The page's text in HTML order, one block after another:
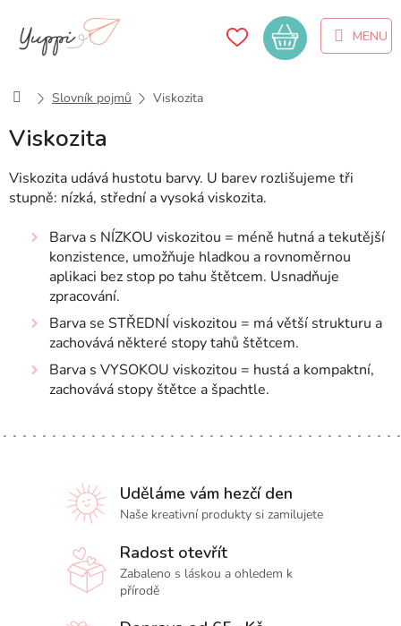
obsah
Nákupní
košík
DomůSlovník pojmů Viskozita
Viskozita
Viskozita udává hustotu barvy. U barev rozlišujeme tři
stupně: nízká, střední a vysoká viskozita.
Barva s NÍZKOU viskozitou = méně hutná a tekutější
konzistence, umožňuje hladkou a rovnoměrnou
aplikaci bez stop po tahu štětcem. Usnadňuje
zpracování.
Barva se STŘEDNÍ viskozitou = má větší strukturu a
zachovává některé stopy tahů štětcem.
Barva s VYSOKOU viskozitou = hustá a kompaktní,
zachovává stopy štětce a špachtle.
Uděláme vám hezčí den
Naše kreativní produkty si zamilujete
Radost otevřít
Zabaleno s láskou a ohledem k
přírodě